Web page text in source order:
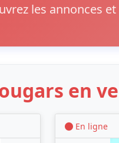
les annonces
en
En ligne